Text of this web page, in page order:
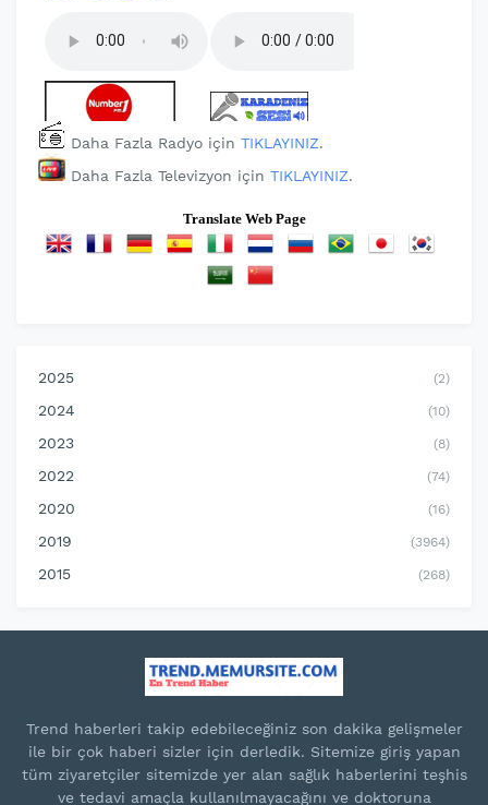
Daha Fazla Radyo için TIKLAYINIZ.
Daha Fazla Televizyon için TIKLAYINIZ.
Translate Web Page
2025 (2)
2024 (10)
2023 (8)
2022 (74)
2020 (16)
2019 (3964)
2015 (268)
Trend haberleri takip edebileceğiniz son dakika gelişmeler
ile bir çok haberi sizler için derledik. Sitemize giriş yapan
tüm ziyaretçiler sitemizde yer alan sağlık haberlerini teşhis
ve tedavi amaçla kullanılmayacağını ve doktoruna